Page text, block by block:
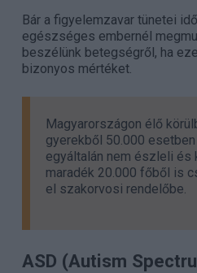
Bár a figyelemzavar tünetei
egészséges embernél
beszélünk betegségről, ha
bizonyos mértéket.
Magyarországon élő
gyerekből 50.000
egyáltalán nem észleli és
maradék 20.000 főből is
el szakorvosi rendelőbe.
ASD (Autism